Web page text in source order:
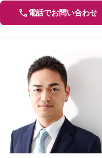
電話でお問い合わせ